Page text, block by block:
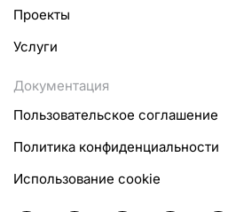
Проекты
Услуги
Документация
Пользовательское соглашение
Политика конфиденциальности
Использование cookie